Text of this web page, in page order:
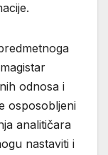
odnosa i
osposobljeni
analitičara
nastaviti i